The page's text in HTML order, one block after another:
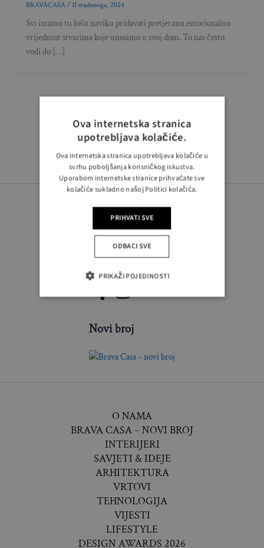
BRAVACASA/ 11 studenoga, 2024
Svi imamo tu lošu naviku pridavati pretjeranu emocionalnu
vrijednost stvarima koje unosimo u svoj dom. To nas često
vodi do […]
PRATITE NAS
Novi broj
O NAMA
BRAVA CASA – NOVI BROJ
INTERIJERI
SAVJETI & IDEJE
ARHITEKTURA
VRTOVI
TEHNOLOGIJA
VIJESTI
LIFESTYLE
DESIGN AWARDS 2026
Ova internetska stranica
upotrebljava kolačiće.
Ova internetska stranica upotrebljava kolačiće u
svrhu poboljšanja korisničkog iskustva.
Uporabom internetske stranice prihvaćate sve
kolačiće sukladno našoj Politici kolačića.
PRIHVATI SVE
ODBACI SVE
PRIKAŽI POJEDINOSTI